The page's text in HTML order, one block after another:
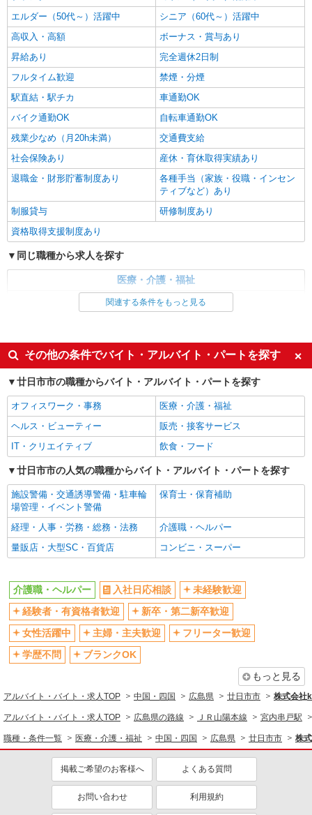
広島県廿日市市 【最寄駅】大野浦駅 ★マイカ
ー・バイク通勤もOK！（規定あり） ★勤務地は
3000ヶ所以上★ 自宅から通いやすいエリアなど、
お好きな勤務地をお選び下さい！！
詳細を見る
アルバイト パート 派遣社員 紹介予定派遣
日研トータルソーシング株式会社 メディカルケア事業部/広島オフィ
ス
介護スタッフ／資格あり or 経験者
時給1,450円〜1,600円 ◆無資格・経験者：
1,450円〜 ◆初任者研修・未経験：1,450円〜 ◆初
任者研修・経験者：1,550円〜 ◆介護福祉士：
能力による ★週払いOK（規定あり）
広島県廿日市市 【最寄駅】大野浦駅 ★マイカ
ー・バイク通勤もOK！（規定あり） ★勤務地は
3000ヶ所以上★ 自宅から通いやすいエリアなど、
お好きな勤務地をお選び下さい！！
キープ 詳細を見る
派遣社員
株式会社kotrio /●HR-H-1855685
[ 面接なし ]宮内串戸近くの支援員★社会活動
の見守りなど
廿日市市
キープ 詳細を見る
アルバイト パート 派遣社員
日研トータルソーシング株式会社 メディカルケア事業部/広島オフィ
ス【看護助手】
看護助手（ナースエイド）
時給1,300円 ★週払いOK（規定あり） ※給与
広島県廿日市市 【最寄駅】広電阿品駅 ★マイ
カー・バイク通勤もOK！（規定あり）
キープ 詳細を見る
株式会社ブレイブ（マイナビグループ）/MD34
介護スタッフ ◆デイサービス、サービス付き
高齢者向け住宅、グループホームなど様々な勤
務先から選べます。
未経験：時給1250〜1450円（資格・経験によ
る） 経験者：時給1450〜1650円（資格・経験によ
る） ◎月収例 時給1650円×1日8時間×22日（週5
い/週払い/月払い対応も可能です。詳しくは面談時
にご相談ください。 ◆交通費：別途全額支給 ※当
広島県廿日市市 【最寄駅】 ◆JR山陽本線「阿
品駅」 ◆広電2系統宮島線「阿品東駅」 ◆JR山陽
本線「大野浦駅」 ★その他、近隣に多数勤務地あ
ります！
派遣社員
「支払い日に間に合ったぜ！」日払いOK＊障
がい者支援STAFF
時給1450円〜1937円 ＜日払い有/週払い有/交
エルダー（50代～）活躍中
シニア（60代～）活躍中
高収入・高額
ボーナス・賞与あり
昇給あり
完全週休2日制
フルタイム歓迎
禁煙・分煙
駅直結・駅チカ
車通勤OK
バイク通勤OK
自転車通勤OK
残業少なめ（月20h未満）
交通費支給
社会保険あり
産休・育休取得実績あり
退職金・財形貯蓄制度あり
各種手当（家族・役職・インセン
ティブなど）あり
制服貸与
研修制度あり
資格取得支援制度あり
同じ職種から求人を探す
医療・介護・福祉
未経験歓迎
ミドル（40代～）活躍中
ボーナス・賞与あり
車通勤OK
交通費支給
社会保険あり
産休・育休取得実績あり
関連する条件をもっと見る
その他の条件でバイト・アルバイト・パートを探す
廿日市市の職種からバイト・アルバイト・パートを探す
オフィスワーク・事務
医療・介護・福祉
ヘルス・ビューティー
販売・接客サービス
IT・クリエイティブ
飲食・フード
廿日市市の人気の職種からバイト・アルバイト・パートを探す
施設警備・交通誘導警備・駐車輪
場管理・イベント警備
保育士・保育補助
経理・人事・労務・総務・法務
介護職・ヘルパー
量販店・大型SC・百貨店
コンビニ・スーパー
介護職・ヘルパー 入社日応相談
未経験歓迎
経験者・有資格者歓迎
新卒・第二新卒歓迎
女性活躍中
主婦・主夫歓迎
フリーター歓迎
学歴不問
ブランクOK
もっと見る
アルバイト・バイト・求人TOP 中国・四国 広島県 廿日市市 株式会社
アルバイト・バイト・求人TOP 広島県の路線 ＪＲ山陽本線 宮内串戸駅
職種・条件一覧 医療・介護・福祉 中国・四国 広島県 廿日市市 株
掲載ご希望のお客様へ よくある質問
お問い合わせ 利用規約